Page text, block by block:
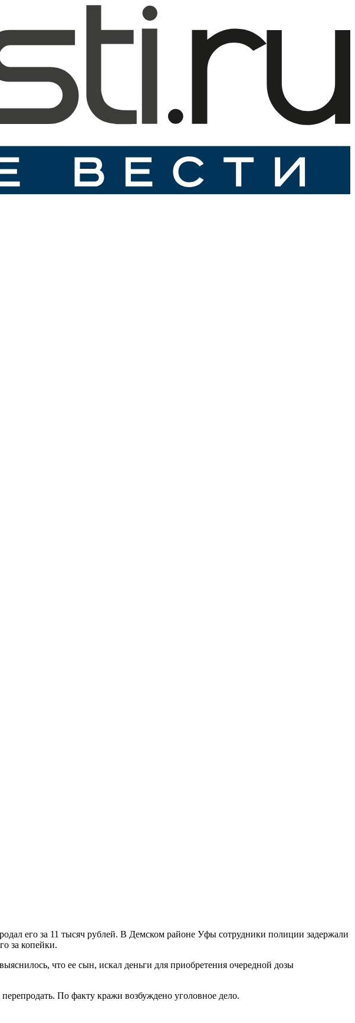
его за 11 тысяч рублей. В Демском районе Уфы сотрудники полиции задержали
за копейки.
что ее сын, искал деньги для приобретения очередной дозы
По факту кражи возбуждено уголовное дело.